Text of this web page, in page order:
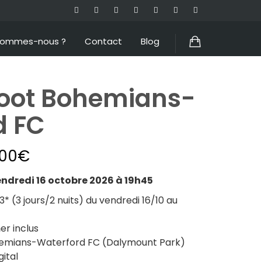
nous ? Contact Blog
Bohemians-
FC
€
16 octobre 2026 à 19h45
(3 jours/2 nuits) du vendredi 16/10 au
inclus
Waterford FC (Dalymount Park)